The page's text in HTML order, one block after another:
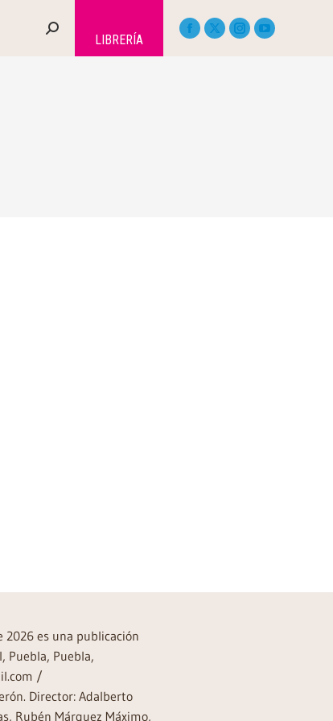
LIBRERÍA
2026 es una publicación
Puebla, Puebla,
/
Director: Adalberto
Rubén Márquez Máximo,